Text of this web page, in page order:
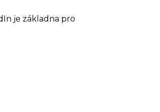
je základna pro